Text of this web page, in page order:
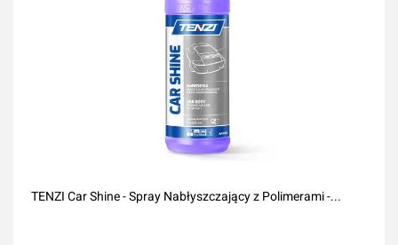
TENZI Car Shine - Spray Nabłyszczający z Polimerami -...